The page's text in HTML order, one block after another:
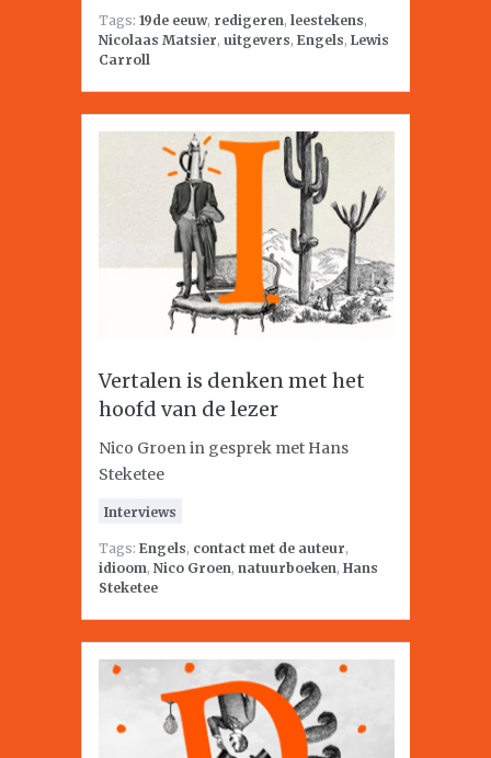
Tags: 19de eeuw, redigeren, leestekens,
Nicolaas Matsier, uitgevers, Engels, Lewis
Carroll
Vertalen is denken met het
hoofd van de lezer
Nico Groen in gesprek met Hans
Steketee
Interviews
Tags: Engels, contact met de auteur,
idioom, Nico Groen, natuurboeken, Hans
Steketee